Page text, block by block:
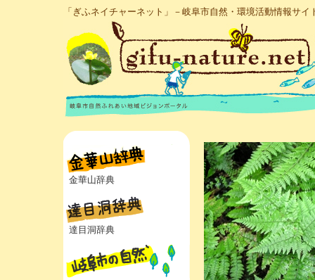
「ぎふネイチャーネット」－岐阜市自然・環境活動情報サイ
金華山辞典
達目洞辞典